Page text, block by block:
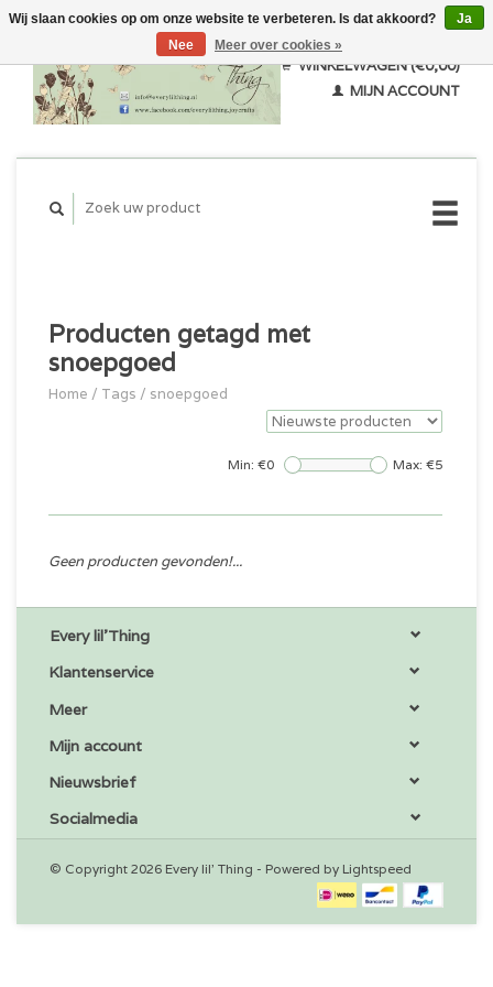
WINKELWAGEN (€0,00)
MIJN ACCOUNT
Producten getagd met
snoepgoed
Home / Tags / snoepgoed
Min: €0 Max: €5
Geen producten gevonden!...
Every lil'Thing
Klantenservice
Meer
Mijn account
Nieuwsbrief
Socialmedia
© Copyright 2026 Every lil' Thing - Powered by Lightspeed
Wij slaan cookies op om onze website te verbeteren. Is dat akkoord?
Ja
Nee
Meer over cookies »